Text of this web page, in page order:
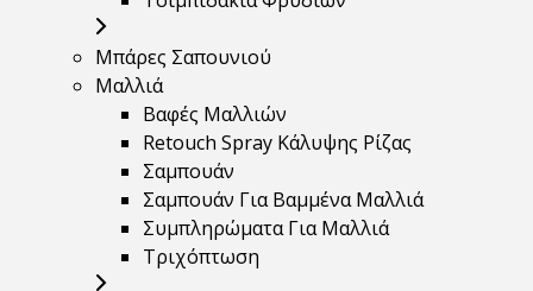
Μπάρες Σαπουνιού
Μαλλιά
Βαφές Μαλλιών
Retouch Spray Κάλυψης Ρίζας
Σαμπουάν
Σαμπουάν Για Βαμμένα Μαλλιά
Συμπληρώματα Για Μαλλιά
Τριχόπτωση